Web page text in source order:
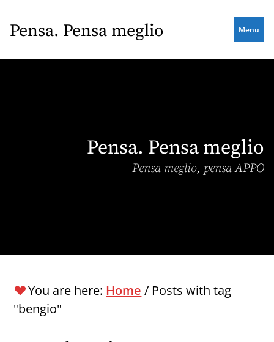
to
content
Pensa. Pensa meglio Menu
Pensa. Pensa meglio
Pensa meglio, pensa APPO
You are here: Home / Posts with tag
"bengio"